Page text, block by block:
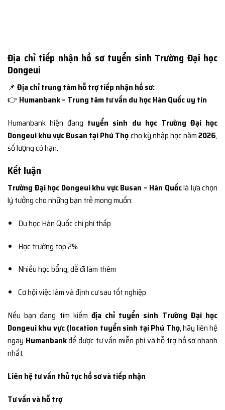
Địa chỉ tiếp nhận hồ sơ tuyển sinh Trường Đại học
Dongeui
📌 Địa chỉ trung tâm hỗ trợ tiếp nhận hồ sơ:
👉 Humanbank – Trung tâm tư vấn du học Hàn Quốc uy tín
Humanbank hiện đang tuyển sinh du học Trường Đại học
Dongeui khu vực Busan tại Phú Thọcho kỳ nhập học năm2026,
số lượng có hạn.
Kết luận
Trường Đại học Dongeui khu vực Busan – Hàn Quốclà lựa chọn
lý tưởng cho những bạn trẻ mong muốn:
Du học Hàn Quốc chi phí thấp
Học trường top 2%
Nhiều học bổng, dễ đi làm thêm
Cơ hội việc làm và định cư sau tốt nghiệp
Nếu bạn đang tìm kiếm địa chỉ tuyển sinh Trường Đại học
Dongeui khu vực {location tuyển sinh tại Phú Thọ, hãy liên hệ
ngay Humanbankđể được tư vấn miễn phí và hỗ trợ hồ sơ nhanh
nhất.
Liên hệ tư vấn thủ tục hồ sơ và tiếp nhận
Tư vấn và hỗ trợ